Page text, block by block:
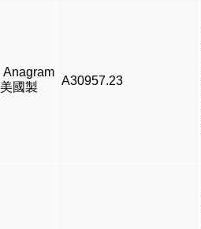
Anagram
美國製
A30957.23